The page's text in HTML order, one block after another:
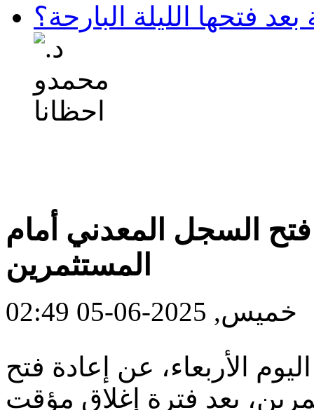
فتحها الليلة البارحة؟
السجل المعدني أمام
المستثمرين
خميس, 2025-06-05 02:49
الأربعاء، عن إعادة فتح
بعد فترة إغلاق مؤقت